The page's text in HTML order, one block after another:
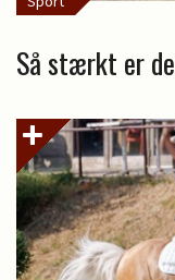
Så stærkt er